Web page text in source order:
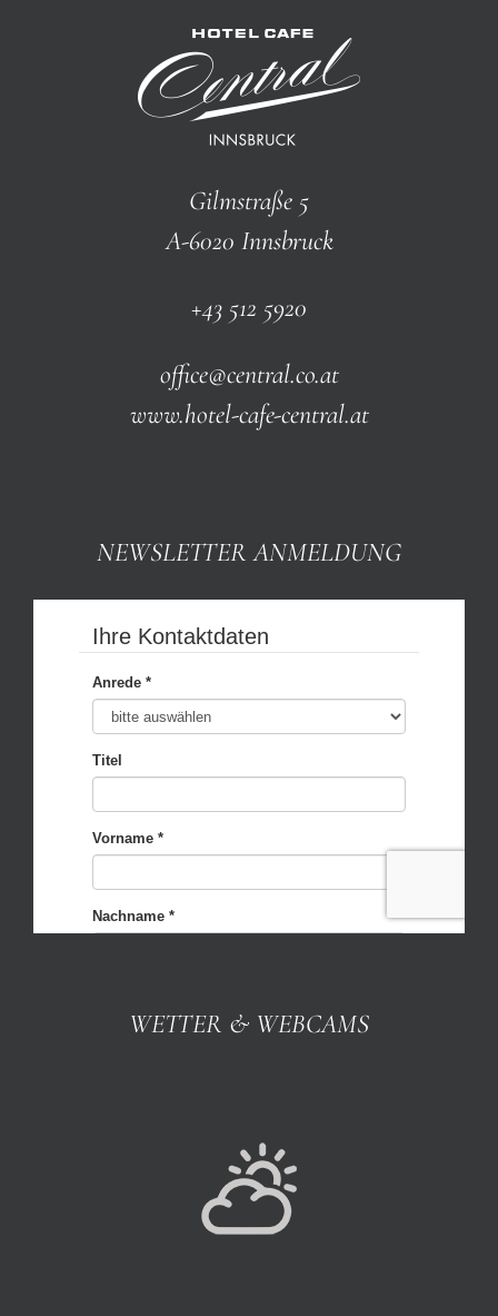
Gilmstraße 5
A-6020 Innsbruck
+43 512 5920
office@central.co.at
www.hotel-cafe-central.at
NEWSLETTER ANMELDUNG
WETTER & WEBCAMS